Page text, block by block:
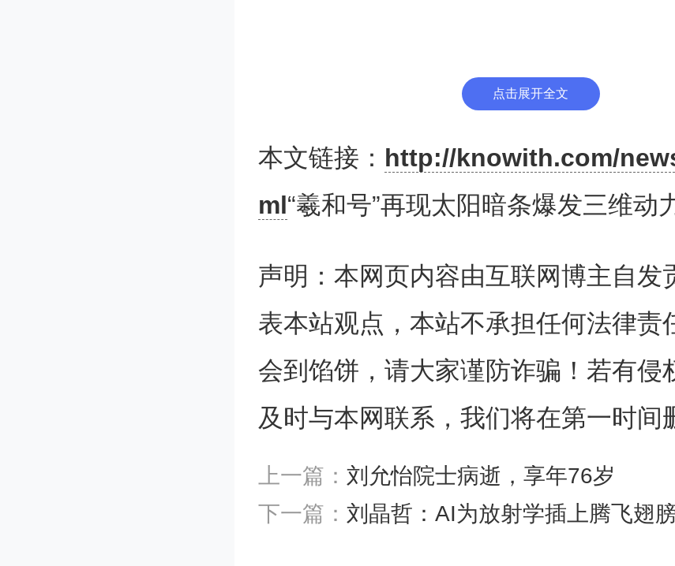
“羲和号”观测的太阳暗条、日珥的演
“在高温、稀薄的日冕中，悬浮着一些
撑。”该论文的作者之一、“羲和号”
家丁明德教授告诉科技日报记者，从
条；如果出现在日面边缘，就仿佛在
点击展开全文
本文链接： http://knowith.com/
ml“羲和号”再现太阳暗条爆发三维动
声明：本网页内容由互联网博主自发
表本站观点，本站不承担任何法律责
会到馅饼，请大家谨防诈骗！若有侵
及时与本网联系，我们将在第一时间
上一篇： 刘允怡院士病逝，享年76岁
下一篇： 刘晶哲：AI为放射学插上腾飞翅